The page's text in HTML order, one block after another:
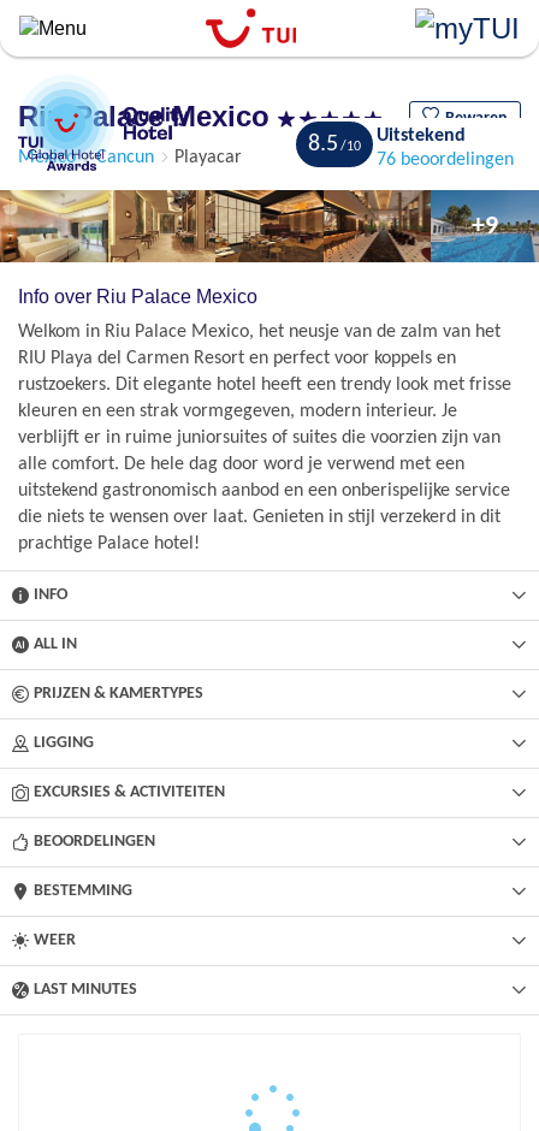
Overslaan
naar
algemene
inhoud
gaan
Riu Palace Mexico Bewaren
Mexico Cancun Playacar
8.5
Uitstekend
76 beoordelingen
+9
Info over Riu Palace Mexico
Welkom in Riu Palace Mexico, het neusje van de zalm van het
RIU Playa del Carmen Resort en perfect voor koppels en
rustzoekers. Dit elegante hotel heeft een trendy look met frisse
kleuren en een strak vormgegeven, modern interieur. Je
verblijft er in ruime juniorsuites of suites die voorzien zijn van
alle comfort. De hele dag door word je verwend met een
uitstekend gastronomisch aanbod en een onberispelijke service
die niets te wensen over laat. Genieten in stijl verzekerd in dit
prachtige Palace hotel!
INFO
ALL IN
PRIJZEN & KAMERTYPES
LIGGING
EXCURSIES & ACTIVITEITEN
BEOORDELINGEN
BESTEMMING
WEER
LAST MINUTES